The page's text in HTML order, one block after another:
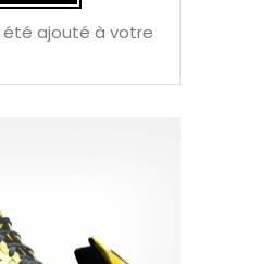
été ajouté à votre